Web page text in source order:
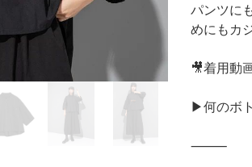
パンツに
めにもカ
🎥着用動
▶︎何のボ
⸻